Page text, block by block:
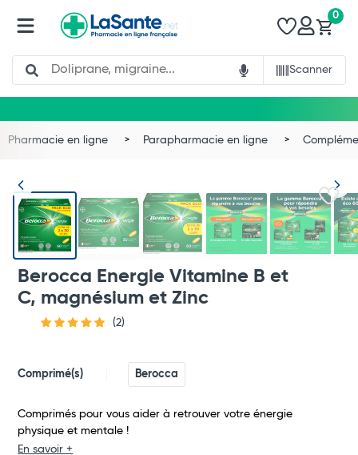
Search
Scanner
0
Pharmacie en ligne Parapharmacie en ligne
Berocca Energie Vitamine B et
C, magnésium et Zinc
(2)
Comprimé(s) Berocca
Comprimés pour vous aider à retrouver votre énergie
physique et mentale !
En savoir +